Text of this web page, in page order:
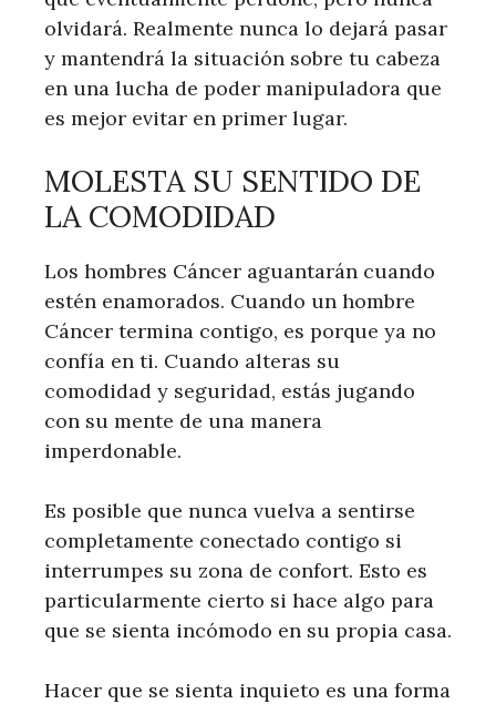
olvidará. Realmente nunca lo dejará pasar
y mantendrá la situación sobre tu cabeza
en una lucha de poder manipuladora que
es mejor evitar en primer lugar.
MOLESTA SU SENTIDO DE
LA COMODIDAD
Los hombres Cáncer aguantarán cuando
estén enamorados. Cuando un hombre
Cáncer termina contigo, es porque ya no
confía en ti. Cuando alteras su
comodidad y seguridad, estás jugando
con su mente de una manera
imperdonable.
Es posible que nunca vuelva a sentirse
completamente conectado contigo si
interrumpes su zona de confort. Esto es
particularmente cierto si hace algo para
que se sienta incómodo en su propia casa.
Hacer que se sienta inquieto es una forma